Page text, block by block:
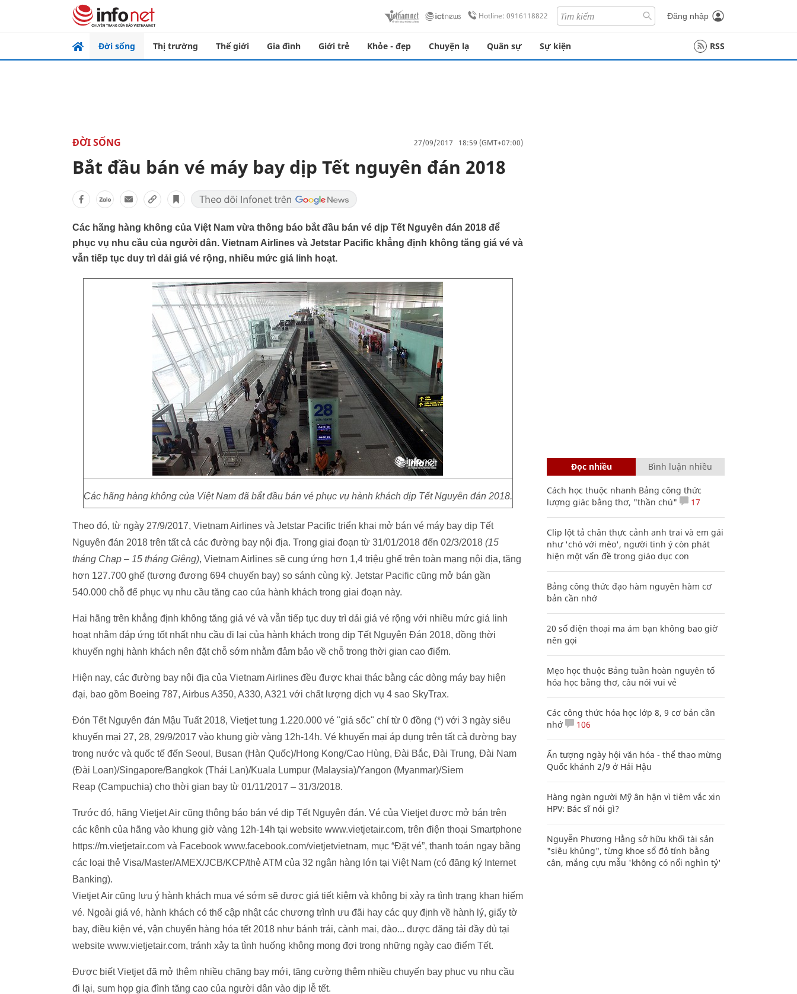
Hotline: 0916118822 Đăng nhập
Đời sống Thị trường Thế giới Gia đình Giới trẻ Khỏe - đẹp Chuyện lạ Quân sự Sự kiện RSS
ĐỜI SỐNG 27/09/2017 18:59 (GMT+07:00)
Bắt đầu bán vé máy bay dịp Tết nguyên đán 2018
Các hãng hàng không của Việt Nam vừa thông báo bắt đầu bán vé dịp Tết Nguyên đán 2018 để
phục vụ nhu cầu của người dân. Vietnam Airlines và Jetstar Pacific khẳng định không tăng giá vé và
vẫn tiếp tục duy trì dải giá vé rộng, nhiều mức giá linh hoạt.
Các hãng hàng không của Việt Nam đã bắt đầu bán vé phục vụ hành khách dịp Tết Nguyên đán 2018.
Theo đó, từ ngày 27/9/2017, Vietnam Airlines và Jetstar Pacific triển khai mở bán vé máy bay dịp Tết
Nguyên đán 2018 trên tất cả các đường bay nội địa. Trong giai đoạn từ 31/01/2018 đến 02/3/2018 (15
tháng Chạp – 15 tháng Giêng), Vietnam Airlines sẽ cung ứng hơn 1,4 triệu ghế trên toàn mạng nội địa, tăng
hơn 127.700 ghế (tương đương 694 chuyến bay) so sánh cùng kỳ. Jetstar Pacific cũng mở bán gần
540.000 chỗ để phục vụ nhu cầu tăng cao của hành khách trong giai đoạn này.
Hai hãng trên khẳng định không tăng giá vé và vẫn tiếp tục duy trì dải giá vé rộng với nhiều mức giá linh
hoạt nhằm đáp ứng tốt nhất nhu cầu đi lại của hành khách trong dịp Tết Nguyên Đán 2018, đồng thời
khuyến nghị hành khách nên đặt chỗ sớm nhằm đảm bảo về chỗ trong thời gian cao điểm.
Hiện nay, các đường bay nội địa của Vietnam Airlines đều được khai thác bằng các dòng máy bay hiện
đại, bao gồm Boeing 787, Airbus A350, A330, A321 với chất lượng dịch vụ 4 sao SkyTrax.
Đón Tết Nguyên đán Mậu Tuất 2018, Vietjet tung 1.220.000 vé "giá sốc" chỉ từ 0 đồng (*) với 3 ngày siêu
khuyến mại 27, 28, 29/9/2017 vào khung giờ vàng 12h-14h. Vé khuyến mại áp dụng trên tất cả đường bay
trong nước và quốc tế đến Seoul, Busan (Hàn Quốc)/Hong Kong/Cao Hùng, Đài Bắc, Đài Trung, Đài Nam
(Đài Loan)/Singapore/Bangkok (Thái Lan)/Kuala Lumpur (Malaysia)/Yangon (Myanmar)/Siem
Reap (Campuchia) cho thời gian bay từ 01/11/2017 – 31/3/2018.
Trước đó, hãng Vietjet Air cũng thông báo bán vé dịp Tết Nguyên đán. Vé của Vietjet được mở bán trên
các kênh của hãng vào khung giờ vàng 12h-14h tại website www.vietjetair.com, trên điện thoại Smartphone
https://m.vietjetair.com và Facebook www.facebook.com/vietjetvietnam, mục “Đặt vé”, thanh toán ngay bằng
các loại thẻ Visa/Master/AMEX/JCB/KCP/thẻ ATM của 32 ngân hàng lớn tại Việt Nam (có đăng ký Internet
Banking).
Vietjet Air cũng lưu ý hành khách mua vé sớm sẽ được giá tiết kiệm và không bị xảy ra tình trạng khan hiếm
vé. Ngoài giá vé, hành khách có thể cập nhật các chương trình ưu đãi hay các quy định về hành lý, giấy tờ
bay, điều kiện vé, vận chuyển hàng hóa tết 2018 như bánh trái, cành mai, đào... được đăng tải đầy đủ tại
website www.vietjetair.com, tránh xảy ta tình huống không mong đợi trong những ngày cao điểm Tết.
Được biết Vietjet đã mở thêm nhiều chặng bay mới, tăng cường thêm nhiều chuyến bay phục vụ nhu cầu
đi lại, sum họp gia đình tăng cao của người dân vào dịp lễ tết.
Đọc nhiều Bình luận nhiều
Cách học thuộc nhanh Bảng công thức
lượng giác bằng thơ, "thần chú"
17
Clip lột tả chân thực cảnh anh trai và em gái
như 'chó với mèo', người tinh ý còn phát
hiện một vấn đề trong giáo dục con
Bảng công thức đạo hàm nguyên hàm cơ
bản cần nhớ
20 số điện thoại ma ám bạn không bao giờ
nên gọi
Mẹo học thuộc Bảng tuần hoàn nguyên tố
hóa học bằng thơ, câu nói vui vẻ
Các công thức hóa học lớp 8, 9 cơ bản cần
nhớ
106
Ấn tượng ngày hội văn hóa - thể thao mừng
Quốc khánh 2/9 ở Hải Hậu
Hàng ngàn người Mỹ ân hận vì tiêm vắc xin
HPV: Bác sĩ nói gì?
Nguyễn Phương Hằng sở hữu khối tài sản
"siêu khủng", từng khoe sổ đỏ tính bằng
cân, mắng cựu mẫu 'không có nổi nghìn tỷ'